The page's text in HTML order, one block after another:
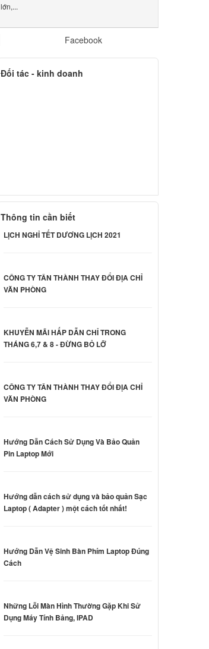
lớn,...
Facebook
Đối tác - kinh doanh
Thông tin cần biết
LỊCH NGHỈ TẾT DƯƠNG LỊCH 2021
CÔNG TY TÂN THÀNH THAY ĐỔI ĐỊA CHỈ
VĂN PHÒNG
KHUYỄN MÃI HẤP DẪN CHỈ TRONG
THÁNG 6,7 & 8 - ĐỪNG BỎ LỠ
CÔNG TY TÂN THÀNH THAY ĐỔI ĐỊA CHỈ
VĂN PHÒNG
Hướng Dẫn Cách Sử Dụng Và Bảo Quản
Pin Laptop Mới
Hướng dẫn cách sử dụng và bảo quản Sạc
Laptop ( Adapter ) một cách tốt nhất!
Hướng Dẫn Vệ Sinh Bàn Phím Laptop Đúng
Cách
Những Lỗi Màn Hình Thường Gặp Khi Sử
Dụng Máy Tính Bảng, IPAD